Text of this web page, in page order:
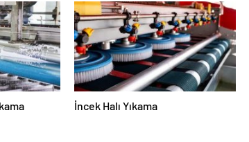
İncek Halı Yıkama